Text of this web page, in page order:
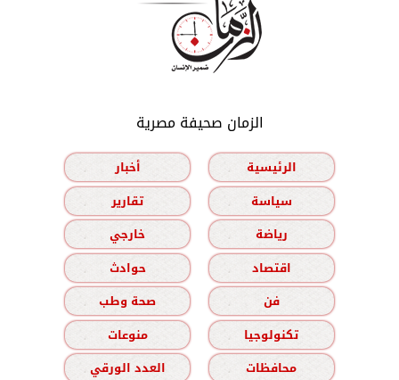
الزمان صحيفة مصرية
الرئيسية
أخبار
سياسة
تقارير
رياضة
خارجي
اقتصاد
حوادث
فن
صحة وطب
تكنولوجيا
منوعات
محافظات
العدد الورقي